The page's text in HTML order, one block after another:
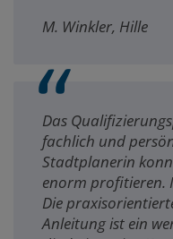
M. Winkler, Hille
Das
fachlich und
Stadtplanerin
enorm profitieren.
Die
Anleitung ist ein